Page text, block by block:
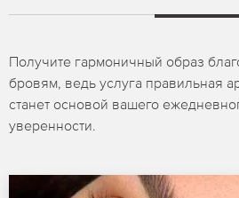
Получите гармоничный образ
бровям, ведь услуга правильная
станет основой вашего
уверенности.